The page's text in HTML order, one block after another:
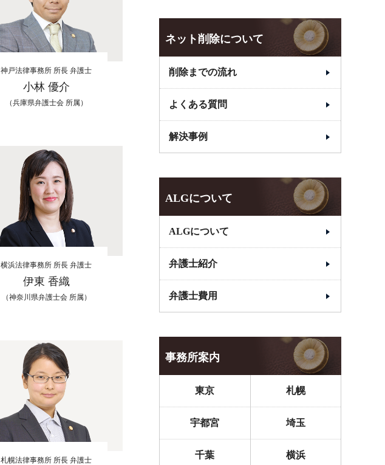
神戸法律事務所 所長 弁護士
小林 優介
（兵庫県弁護士会 所属）
横浜法律事務所 所長 弁護士
伊東 香織
（神奈川県弁護士会 所属）
札幌法律事務所 所長 弁護士
ネット削除について
削除までの流れ
よくある質問
解決事例
ALGについて
ALGについて
弁護士紹介
弁護士費用
事務所案内
東京 札幌
宇都宮 埼玉
千葉 横浜